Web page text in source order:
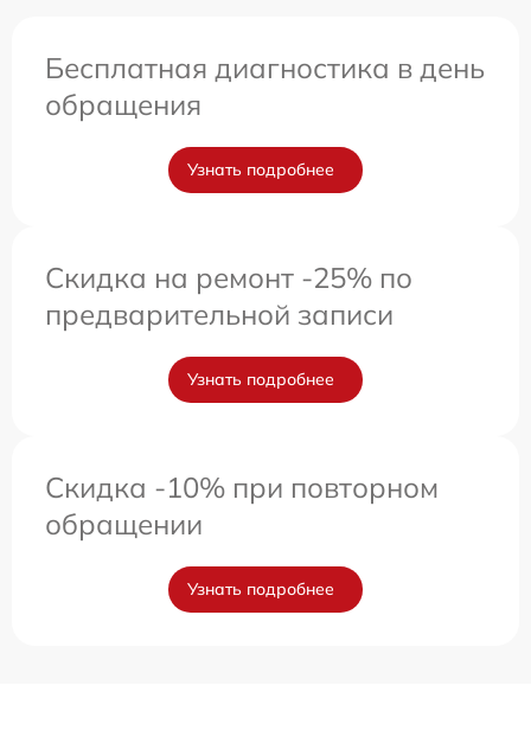
Бесплатная диагностика в день
обращения
Узнать подробнее
Скидка на ремонт -25% по
предварительной записи
Узнать подробнее
Скидка -10% при повторном
обращении
Узнать подробнее